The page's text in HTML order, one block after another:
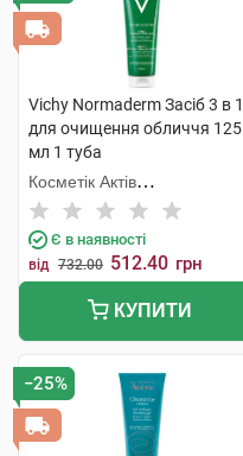
Vichy Normaderm Засіб 3 в 1
для очищення обличчя 125
мл 1 туба
Косметік Актів
Інтернаціональ
Є в наявності
від 732.00 512.40 грн
КУПИТИ
−25%